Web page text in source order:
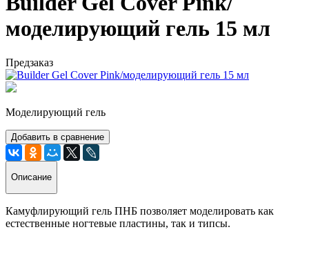
моделирующий гель 15 мл
Предзаказ
Моделирующий гель
Добавить в сравнение
Описание
Камуфлирующий гель ПНБ позволяет моделировать как
естественные ногтевые пластины, так и типсы.